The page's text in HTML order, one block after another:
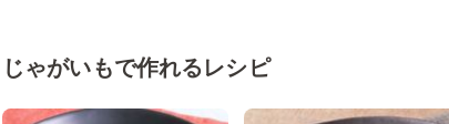
じゃがいもで作れるレシピ